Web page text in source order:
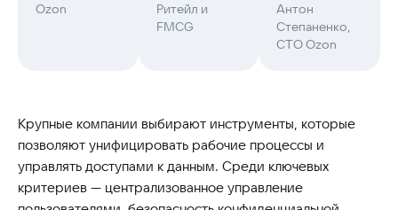
Ozon
Ритейл и
FMCG
Антон
Степаненко,
CTO Ozon
Крупные компании выбирают инструменты, которые
позволяют унифицировать рабочие процессы и
управлять доступами к данным. Среди ключевых
критериев — централизованное управление